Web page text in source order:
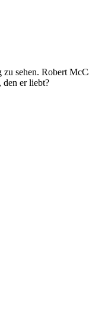
sehen. Robert
den er liebt?